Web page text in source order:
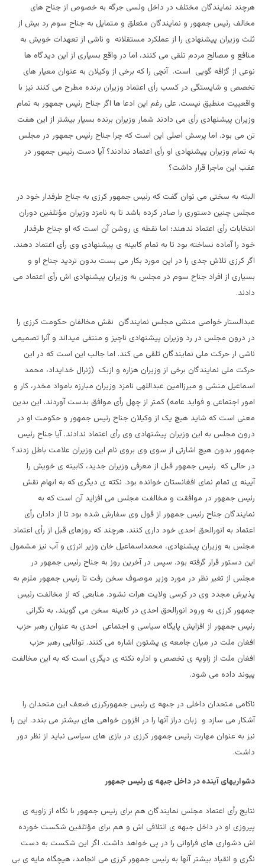
هرچند نمایندگان مختلف در داخل ولسی جرگه به خصوص از جناح های
مخالف رئیس جمهور و نمایندگان متعلق و متمایل به جناح سوم رد بیش از
ثلث وزیران پیشنهادی را از عملکرد مستقلانه و ناشی از تعهدات خویش به
منافع و مصالح مردم تلقی می کنند، اما در واقع بسیاری از این دیدگاه ها
نوعی از گزافه گویی است. آنچی را که برخی از وکیلان به عنوان معیار های
تخصص و شایستگی در کسب رأی اعتماد وزیران برنده مطرح می کنند نیز با
واقعییت منطبق نیست. علی رغم این ادعا ها اگر جناح رئیس جمهور به تمام
وزیران پیشنهادی رأی می دادند شمار وزیران برنده بسیار بیشتر از این هفت
تن می بود. اما پرسش اصلی این است که چرا جناح رئیس جمهور در مجلس
به تمام وزیران پیشنهادی او رأی اعتماد ندادند؟ آیا دست رئیس جمهور در
عقب این ماجرا قرار داشت؟
البته به سختی می توان گفت که رئیس جمهور کرزی به جناح طرفدار خود در
مجلس چنین دستوری را صادر کرده باشد تا به نامزد وزیران مؤتلفین دوران
انتخابات رأی اعتماد ندهند؛ اما نقطه ی روشن آن است که او جناح طرفدار
خود را آماده نساخته بود تا به تمام کابینه ی پیشنهادی وی رأی اعتماد دهند.
اگر کرزی تلاش جدی را در این مورد بکار می بست بدون تردید جناح او و
بسیاری از افراد جناح سوم در مجلس به وزیران پیشنهادی اش رأی اعتماد می
دادند.
عبدالستار خواصی منشی مجلس نمایندگان نقش مخالفان حکومت کرزی را
در درون مجلس در رد وزیران پیشنهادی ناچیز و منتفی میداند و آنرا تصمیمی
ناشی ار حرکت ملی نمایندگان تلقی می کند. اما جالب این است که در این
حرکت ملی نمایندگان برخی از وزیران هزاره و ازبک (ژنرال خدایداد، محمد
اسماعیل منشی و میرزاامین عبداللهی نامزد وزیران مبارزه بامواد مخدر، کار و
امور اجتماعی و فواید عامه) کمتر از چهل رأی موافق بدست آوردند. این بدین
معنی است که شاید هیچ یک از وکیلان جناح رئیس جمهور و حکومت او در
درون مجلس به این وزیران پیشنهادی وی رأی اعتماد ندادند. آیا جناح رئیس
جمهور بدون هیچ اشارتی از سوی وی بروی نام این وزیران علامت باطل زدند؟
در حالی که رئیس جمهور قبل از معرفی وزیران جدید، کابینه ی خویش را
آیینه ی تمام نمای افغانستان خوانده بود. نکته ی دیگری که به ابهام نقش
رئیس جمهور در موافقت و مخالفت مجلس می افزاید آن است که به
نمایندگان جناح رئیس جمهور از قول وی سفارش شده بود تا از دادان رأی
اعتماد به انورالحق احدی خود داری کنند. هرچند که روزهای قبل از رأی اعتماد
مجلس به وزیران پیشنهادی، محمداسماعیل خان وزیر انرژی و آب نیز مشمول
این دستور قرار گرفته بود. سپس در آخرین روز به جناح رئیس جمهور در
مجلس از تغیر نظر در مورد وزیر موصوف سخن رفت تا رئیس جمهور ملزم به
پذیرش مجدد وی در کرسی ولایت هرات نشود. منابعی که از مخالفت رئیس
جمهور کرزی به ورود انورالحق احدی در کابینه سخن می گویند، به نگرانی
رئیس جمهور از افزایش پایگاه سیاسی و اجتماعی احدی به عنوان رهبر حزب
افغان ملت در میان جامعه ی پشتون اشاره می کنند. توانایی رهبر حزب
افغان ملت از زاویه ی تخصص و اداره نکته ی دیگری است که به این مخالفت
پیوند داده می شود.
ناکامی متحدان داخلی در جبهه ی رئیس جمهورکرزی ضعف این متحدان را
آشکار می سازد و زبان دراز آنها را در افزون خواهی های بیشتر می بندد. این را
نیز به عنوان مهارت رئیس جمهور کرزی در بازی های سیاسی نباید از نظر دور
داشت.
دشواریهای آینده در داخل جبهه ی رئیس جمهور
نتایج رأی اعتماد مجلس نمایندگان هم برای رئیس جمهور با نگاه از زاویه ی
پیروزی او در داخل جبهه ی ائتلافی اش و هم برای مؤتلفین شکست خورده
اش دشواری های فراوانی را در پی خواهد داشت. اگر این شکست به دست
نگری و انقیاد بیشتر آنها به رئیس جمهور کرزی می انجامد، هیچگاه مایه ی بی